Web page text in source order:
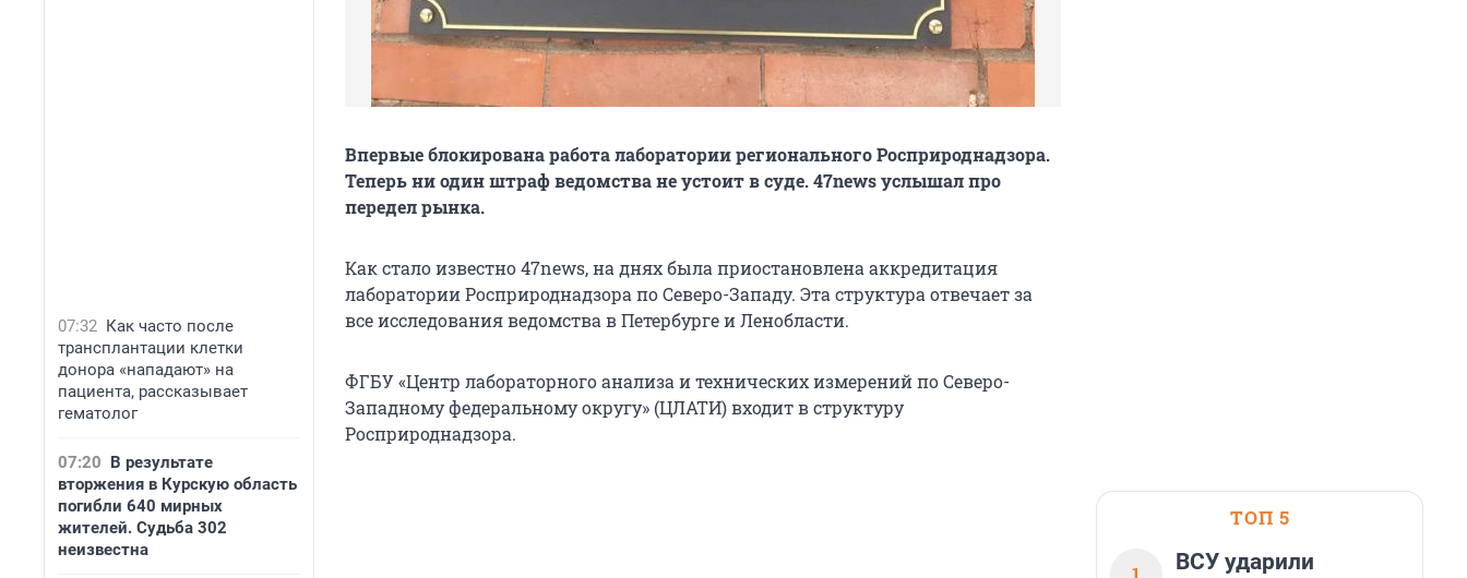
07:32 Как часто после
трансплантации клетки
донора «нападают» на
пациента, рассказывает
гематолог
07:20 В результате
вторжения в Курскую область
погибли 640 мирных
жителей. Судьба 302
неизвестна
Впервые блокирована работа лаборатории регионального Росприроднадзора.
Теперь ни один штраф ведомства не устоит в суде. 47news услышал про
передел рынка.
Как стало известно 47news, на днях была приостановлена аккредитация
лаборатории Росприроднадзора по Северо-Западу. Эта структура отвечает за
все исследования ведомства в Петербурге и Ленобласти.
ФГБУ «Центр лабораторного анализа и технических измерений по Северо-
Западному федеральному округу» (ЦЛАТИ) входит в структуру
Росприроднадзора.
ТОП 5
ВСУ ударили